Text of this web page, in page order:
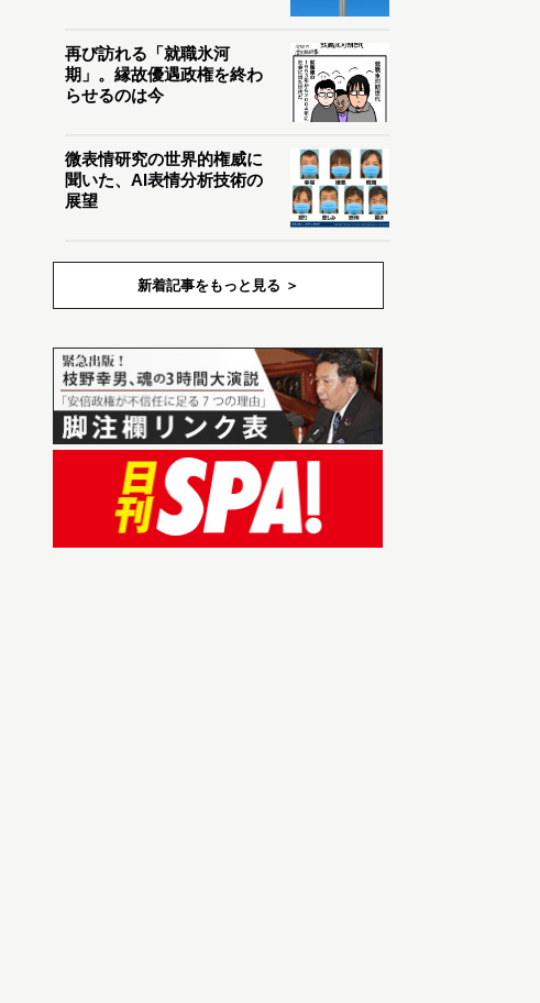
再び訪れる「就職氷河
期」。縁故優遇政権を終わ
らせるのは今
微表情研究の世界的権威に
聞いた、AI表情分析技術の
展望
新着記事をもっと見る